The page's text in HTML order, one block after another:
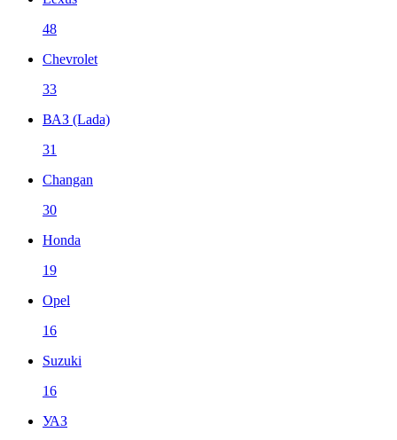
48
Chevrolet
33
ВАЗ (Lada)
31
Changan
30
Honda
19
Opel
16
Suzuki
16
УАЗ